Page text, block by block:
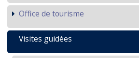
Office de tourisme
Visites guidées